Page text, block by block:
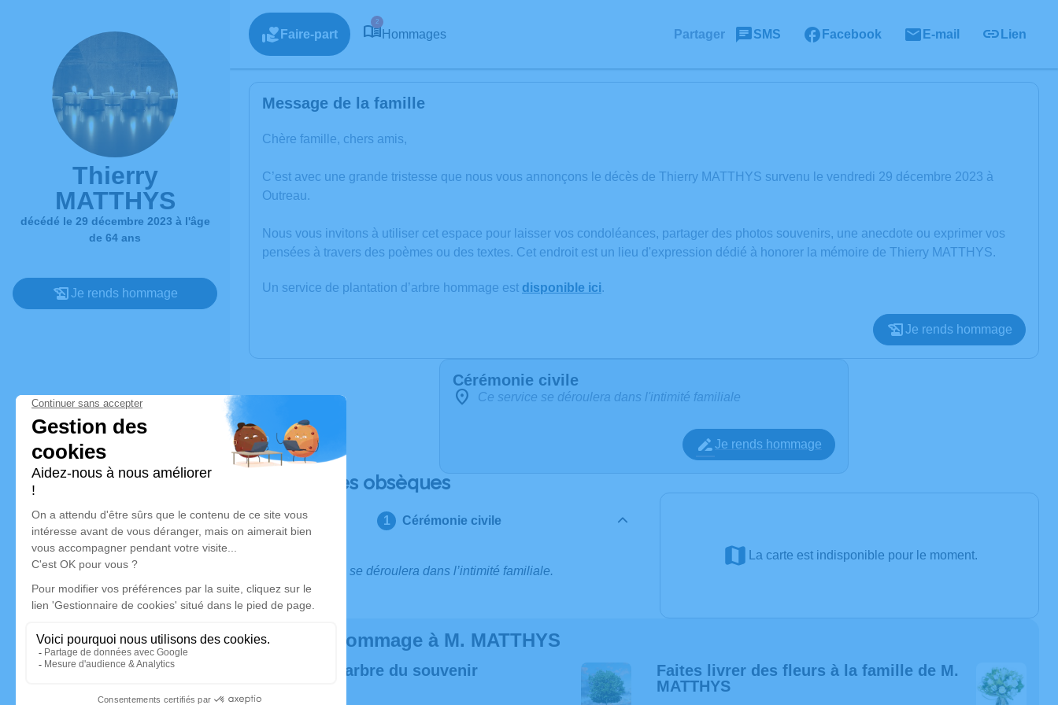
Thierry
MATTHYS
décédé le 29 décembre 2023 à l'âge
de 64 ans
Je rends hommage
Faire-part
2
Hommages Partager SMS Facebook E-mail Lien
Message de la famille
Chère famille, chers amis,
C’est avec une grande tristesse que nous vous annonçons le décès de Thierry MATTHYS survenu le vendredi 29 décembre 2023 à
Outreau.
Nous vous invitons à utiliser cet espace pour laisser vos condoléances, partager des photos souvenirs, une anecdote ou exprimer vos
pensées à travers des poèmes ou des textes. Cet endroit est un lieu d'expression dédié à honorer la mémoire de Thierry MATTHYS.
Un service de plantation d’arbre hommage est disponible ici.
Je rends hommage
Cérémonie civile
Ce service se déroulera dans l'intimité familiale
Je rends hommage
Déroulé des obsèques
Cérémonie civile
Ce service se déroulera dans l’intimité familiale.
La carte est indisponible pour le moment.
Rendez hommage à M. MATTHYS
Plantez un arbre du souvenir
Faites livrer des fleurs à la famille de M.
MATTHYS